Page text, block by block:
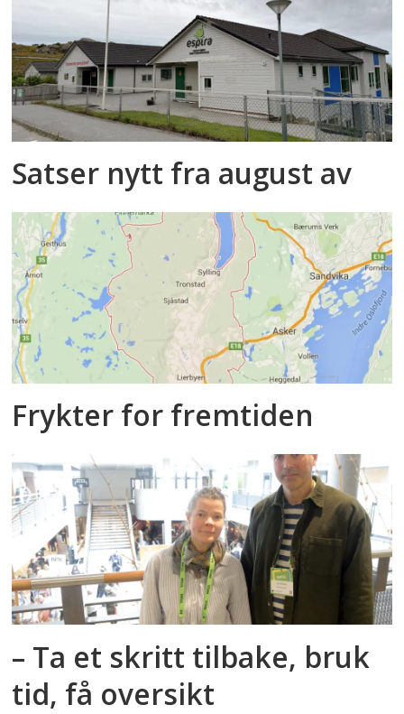
Satser nytt fra august av
Frykter for fremtiden
– Ta et skritt tilbake, bruk
tid, få oversikt